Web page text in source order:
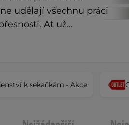
udělají všechnu práci
Ať už...
k sekačkám - Akce